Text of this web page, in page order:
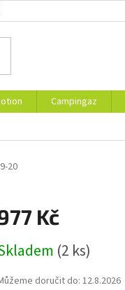
Campingaz
20
Kč
(2 ks)
doručit do:12.8.2026